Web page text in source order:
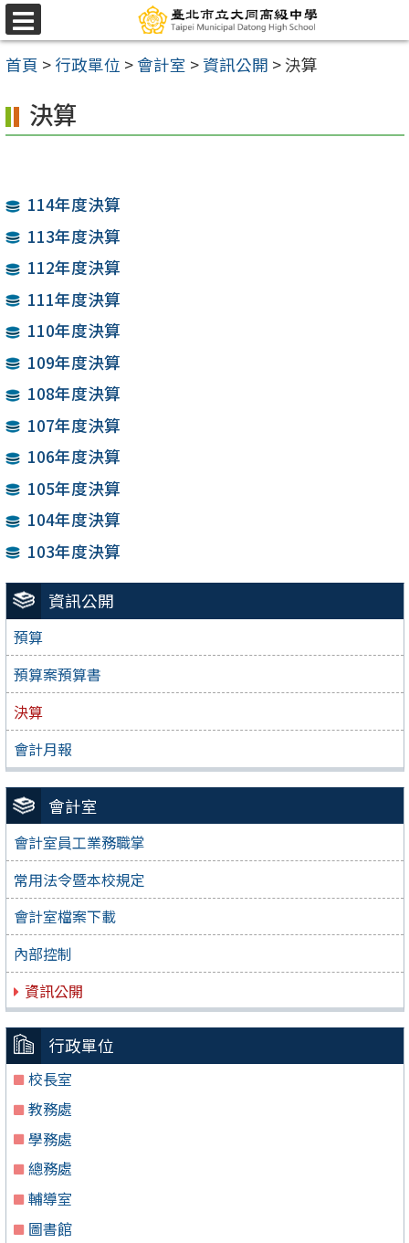
跳
至
主
內
選
單
首頁 > 行政單位 > 會計室 > 資訊公開 > 決算
資訊公開
預算
預算案預算書
決算
會計月報
會計室
會計室員工業務職掌
常用法令暨本校規定
會計室檔案下載
內部控制
資訊公開
行政單位
校長室
教務處
學務處
總務處
輔導室
圖書館
決算
114年度決算
113年度決算
112年度決算
111年度決算
110年度決算
109年度決算
108年度決算
107年度決算
106年度決算
105年度決算
104年度決算
103年度決算